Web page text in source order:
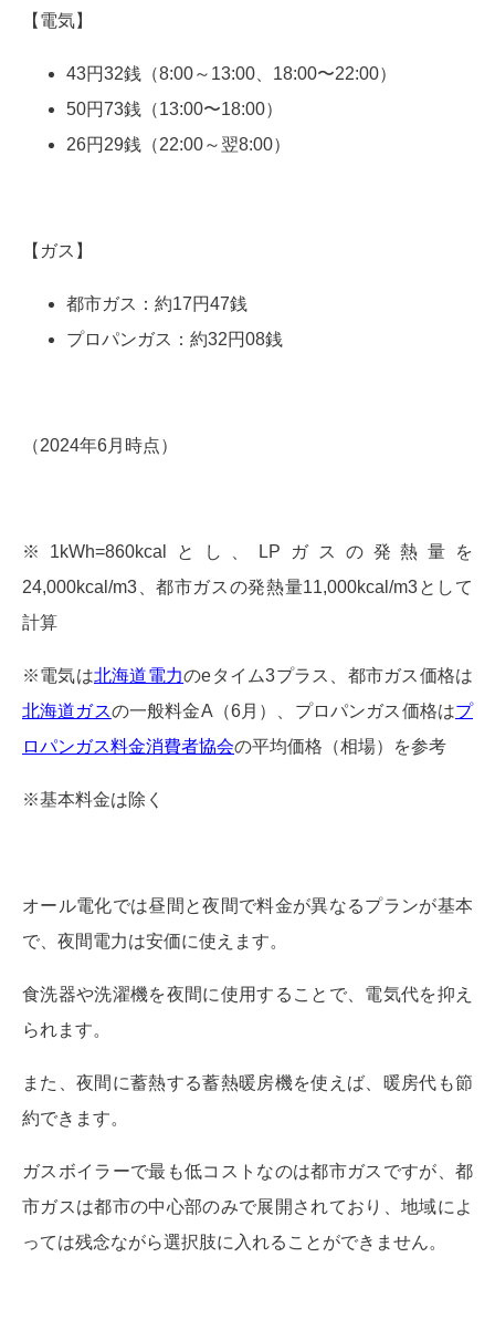
【電気】
43円32銭（8:00～13:00、18:00〜22:00）
50円73銭（13:00〜18:00）
26円29銭（22:00～翌8:00）
【ガス】
都市ガス：約17円47銭
プロパンガス：約32円08銭
（2024年6月時点）
※1kWh=860kcalとし、LPガスの発熱量を
24,000kcal/m3、都市ガスの発熱量11,000kcal/m3として
計算
※電気は北海道電力のeタイム3プラス、都市ガス価格は
北海道ガスの一般料金A（6月）、プロパンガス価格はプ
ロパンガス料金消費者協会の平均価格（相場）を参考
※基本料金は除く
オール電化では昼間と夜間で料金が異なるプランが基本
で、夜間電力は安価に使えます。
食洗器や洗濯機を夜間に使用することで、電気代を抑え
られます。
また、夜間に蓄熱する蓄熱暖房機を使えば、暖房代も節
約できます。
ガスボイラーで最も低コストなのは都市ガスですが、都
市ガスは都市の中心部のみで展開されており、地域によ
っては残念ながら選択肢に入れることができません。